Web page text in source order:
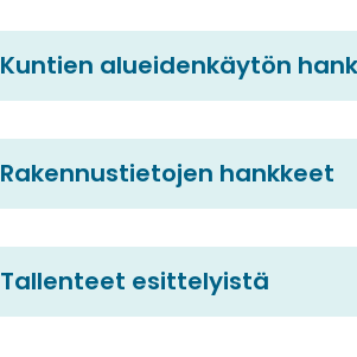
Kuntien alueidenkäytön
Rakennustietojen hankkeet
Tallenteet esittelyistä